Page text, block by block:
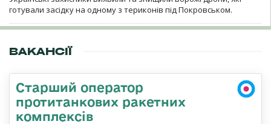
готували засідку на одному з териконів під Покровськом.
ВАКАНСІЇ
Старший оператор
протитанкових ракетних
комплексів